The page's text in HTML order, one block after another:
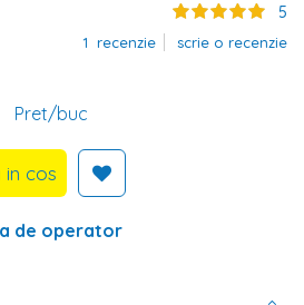
5
1 recenzie scrie o recenzie
Pret/buc
in cos
de operator